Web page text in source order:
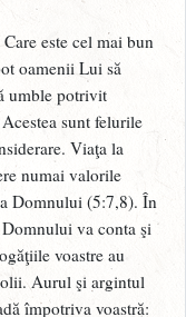
este cel mai bun
oamenii Lui să
umble potrivit
sunt felurile
Viaţa la
numai valorile
Domnului (5:7,8). În
va conta şi
voastre au
Aurul şi argintul
împotriva voastră: